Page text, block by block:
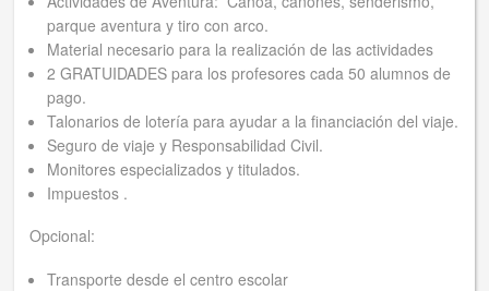
parque aventura y tiro con arco.
Material necesario para la realización de las actividades
2 GRATUIDADES para los profesores cada 50 alumnos de
pago.
Talonarios de lotería para ayudar a la financiación del viaje.
Seguro de viaje y Responsabilidad Civil.
Monitores especializados y titulados.
Impuestos .
Opcional:
Transporte desde el centro escolar